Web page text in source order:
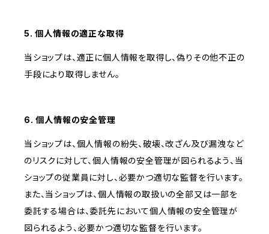
5. 個人情報の適正な取得
当ショップは、適正に個人情報を取得し、偽りその他不正の
手段により取得しません。
6. 個人情報の安全管理
当ショップは、個人情報の紛失、破壊、改ざん及び漏洩など
のリスクに対して、個人情報の安全管理が図られるよう、当
ショップの従業員に対し、必要かつ適切な監督を行います。
また、当ショップは、個人情報の取扱いの全部又は一部を
委託する場合は、委託先において個人情報の安全管理が
図られるよう、必要かつ適切な監督を行います。